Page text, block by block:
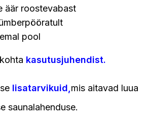
äär roostevabast
pool
kasutusjuhendist.
lisatarvikuid mis aitavad luua
saunalahenduse.